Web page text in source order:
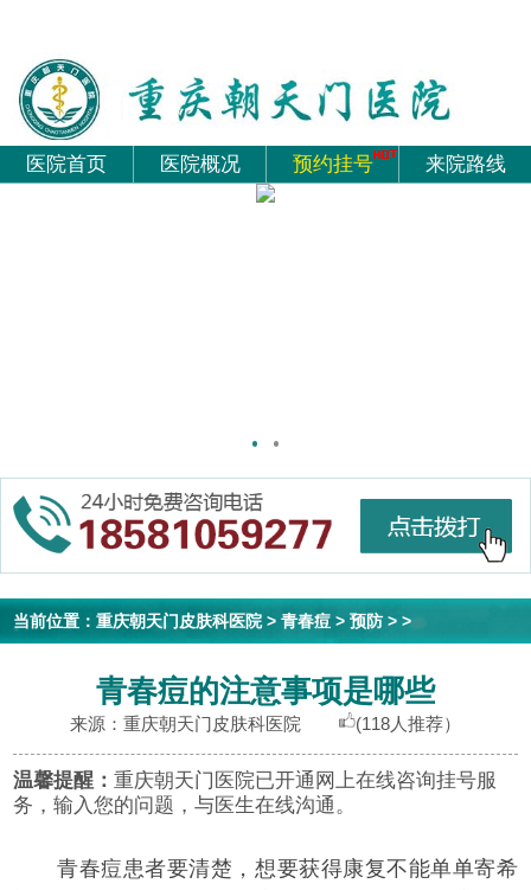
医院首页 医院概况 预约挂号 来院路线
当前位置：重庆朝天门皮肤科医院>青春痘 >预防 > >
青春痘的注意事项是哪些
来源：重庆朝天门皮肤科医院 (118人推荐）
温馨提醒：重庆朝天门医院已开通网上在线咨询挂号服
务，输入您的问题，与医生在线沟通。
青春痘患者要清楚，想要获得康复不能单单寄希